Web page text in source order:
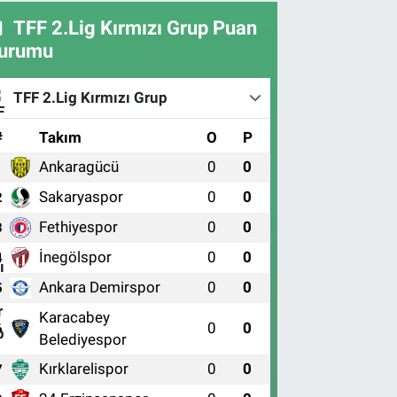
TFF 2.Lig Kırmızı Grup Puan
TFF 2.Lig Kırmızı Grup
Takım O P
Ankaragücü 0 0
Sakaryaspor 0 0
Fethiyespor 0 0
İnegölspor 0 0
Ankara Demirspor 0 0
Karacabey
Belediyespor
0 0
Kırklarelispor 0 0